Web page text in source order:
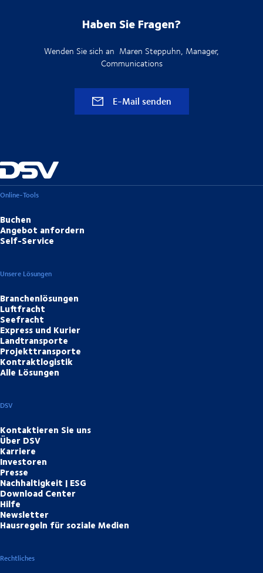
Haben Sie Fragen?
Wenden Sie sich an Maren Steppuhn, Manager,
Communications
E-Mail senden
Online-Tools
Buchen
Angebot anfordern
Self-Service
Unsere Lösungen
Branchenlösungen
Luftfracht
Seefracht
Express und Kurier
Landtransporte
Projekttransporte
Kontraktlogistik
Alle Lösungen
DSV
Kontaktieren Sie uns
Über DSV
Karriere
Investoren
Presse
Nachhaltigkeit | ESG
Download Center
Hilfe
Newsletter
Hausregeln für soziale Medien
Rechtliches